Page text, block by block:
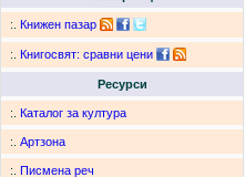
:. Книжен пазар
:. Книгосвят: сравни цени
Ресурси
:. Каталог за култура
:. Артзона
:. Писмена реч